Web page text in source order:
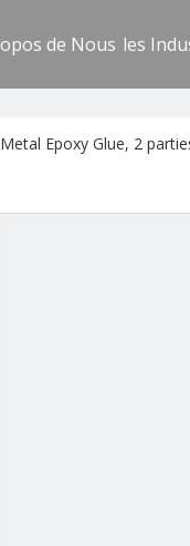
de Nous les
Epoxy Glue, 2